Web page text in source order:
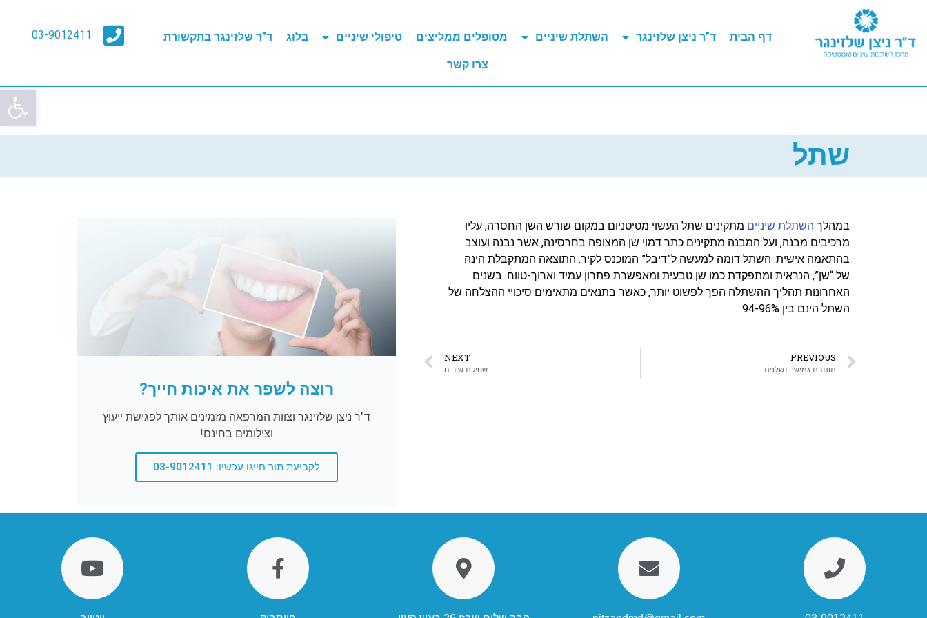
פתח
דף הבית ד”ר ניצן שלזינגר השתלת שיניים מטופלים ממליצים טיפולי שיניים בלוג ד”ר שלזינגר בתקשורת
צרו קשר
03-9012411
שתל
במהלך השתלת שיניים מתקינים שתל העשוי מטיטניום במקום שורש השן החסרה, עליו
מרכיבים מבנה, ועל המבנה מתקינים כתר דמוי שן המצופה בחרסינה, אשר נבנה ועוצב
בהתאמה אישית. השתל דומה למעשה ל”דיבל” המוכנס לקיר. התוצאה המתקבלת הינה
של “שן”, הנראית ומתפקדת כמו שן טבעית ומאפשרת פתרון עמיד וארוך-טווח. בשנים
האחרונות תהליך ההשתלה הפך לפשוט יותר, כאשר בתנאים מתאימים סיכויי ההצלחה של
השתל הינם בין 94-96%
PREVIOUS
תותבת גמישה נשלפת
NEXT
שחיקת שיניים
רוצה לשפר את איכות חייך?
ד"ר ניצן שלזינגר וצוות המרפאה מזמינים אותך לפגישת ייעוץ
וצילומים בחינם!
לקביעת תור חייגו עכשיו: 03-9012411